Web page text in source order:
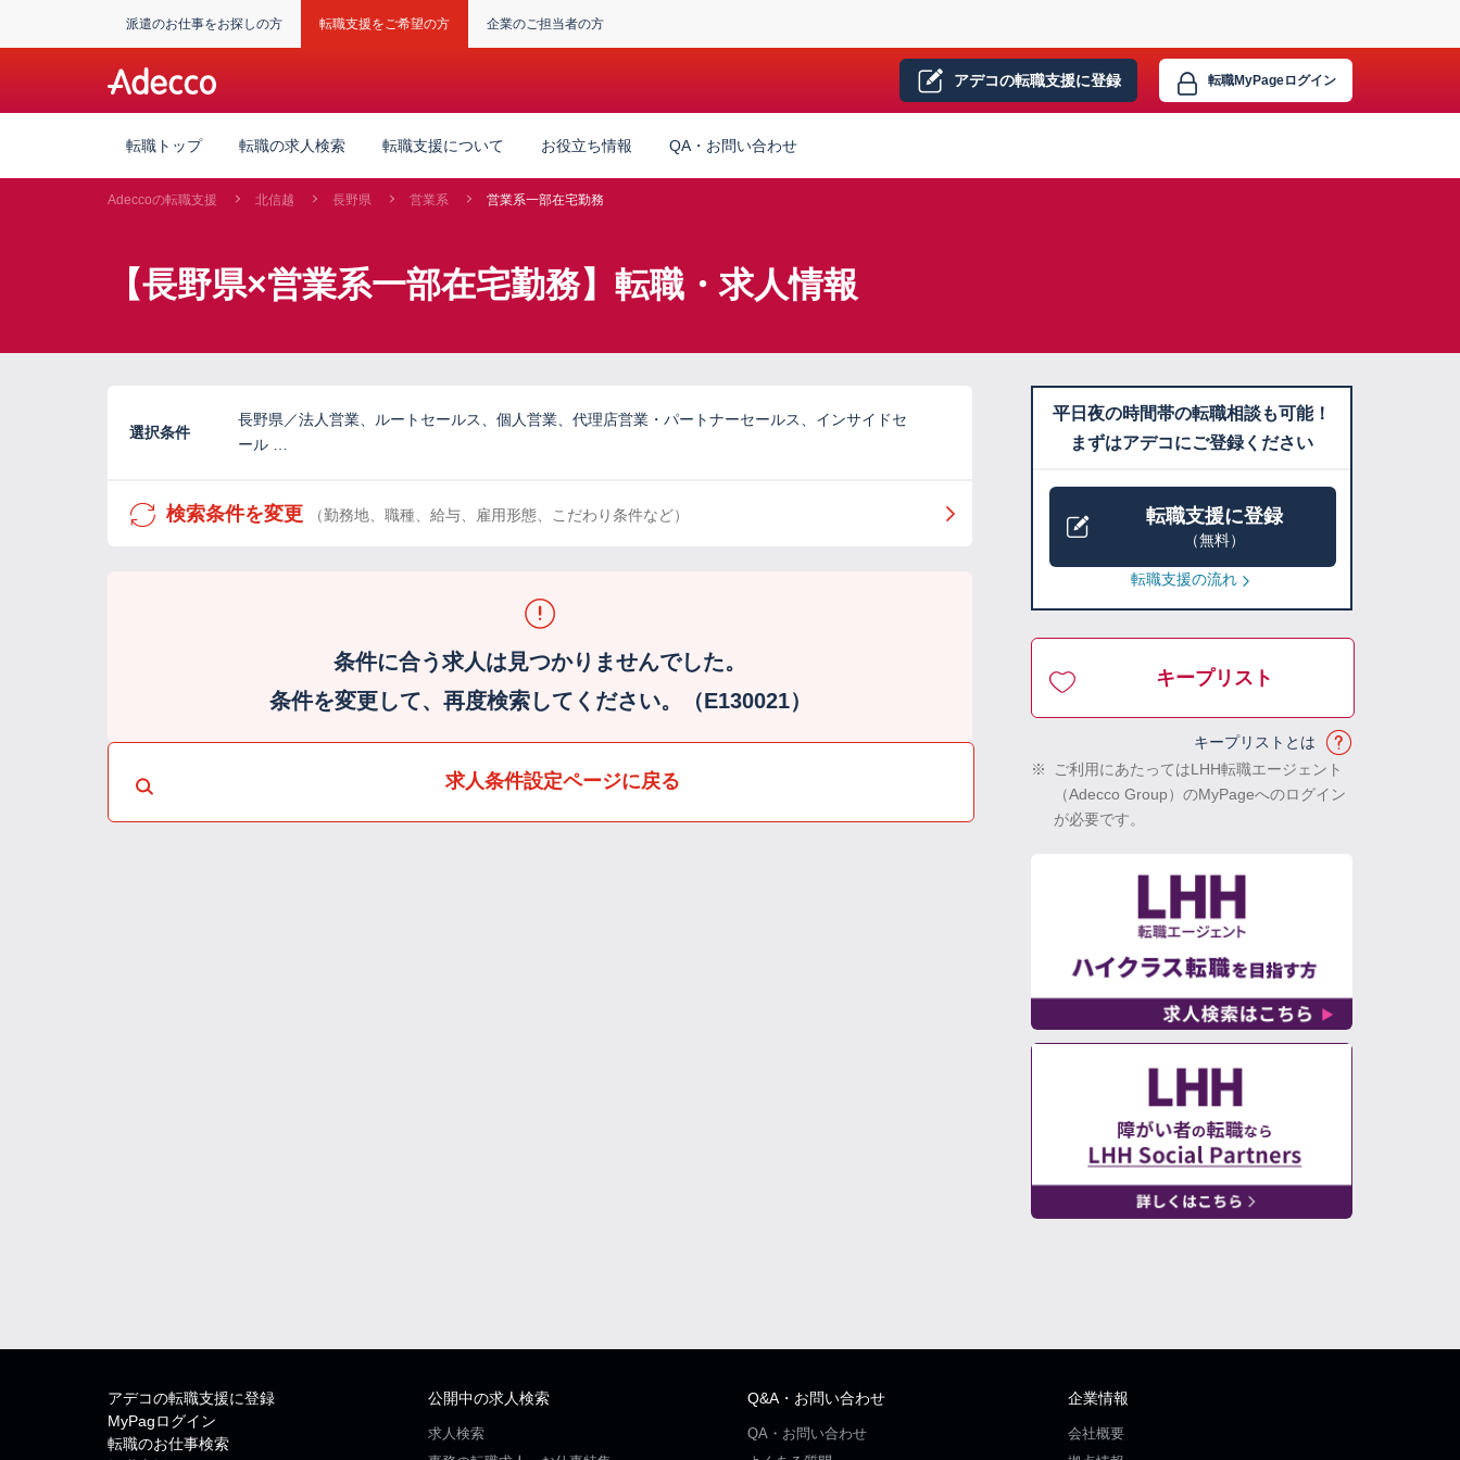
派遣のお仕事をお探しの方 転職支援をご希望の方 企業のご担当者の方
アデコの転職支援に登録 転職MyPageログイン
転職トップ 転職の求人検索 転職支援について お役立ち情報 QA・お問い合わせ
Adeccoの転職支援 北信越 長野県 営業系 営業系一部在宅勤務
【長野県×営業系一部在宅勤務】転職・求人情報
選択条件
長野県／法人営業、ルートセールス、個人営業、代理店営業・パートナーセールス、インサイドセ
ール …
検索条件を変更 （勤務地、職種、給与、雇用形態、こだわり条件など）
条件に合う求人は見つかりませんでした。
条件を変更して、再度検索してください。（E130021）
求人条件設定ページに戻る
平日夜の時間帯の転職相談も可能！
まずはアデコにご登録ください
転職支援に登録
（無料）
転職支援の流れ
キープリスト
キープリストとは
※
ご利用にあたってはLHH転職エージェント
（Adecco Group）のMyPageへのログイン
が必要です。
アデコの転職支援に登録
MyPagログイン
転職のお仕事検索
公開中の求人検索
求人検索
Q&A・お問い合わせ
QA・お問い合わせ
企業情報
会社概要